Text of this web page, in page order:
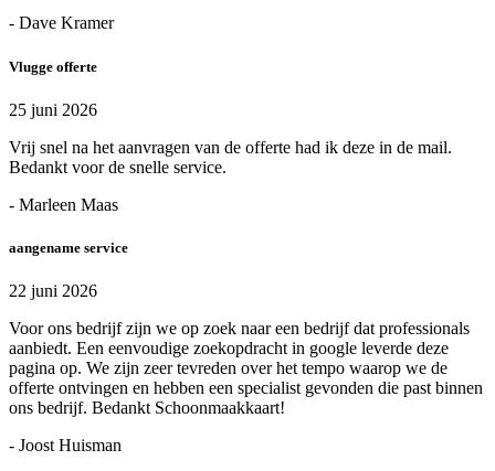
- Dave Kramer
Vlugge offerte
25 juni 2026
Vrij snel na het aanvragen van de offerte had ik deze in de mail.
Bedankt voor de snelle service.
- Marleen Maas
aangename service
22 juni 2026
Voor ons bedrijf zijn we op zoek naar een bedrijf dat professionals
aanbiedt. Een eenvoudige zoekopdracht in google leverde deze
pagina op. We zijn zeer tevreden over het tempo waarop we de
offerte ontvingen en hebben een specialist gevonden die past binnen
ons bedrijf. Bedankt Schoonmaakkaart!
- Joost Huisman